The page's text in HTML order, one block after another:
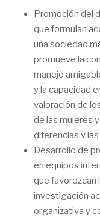
Promoción del
que formulan
una sociedad
promueve la
manejo
y la capacidad
valoración de
de las mujeres
diferencias y
Desarrollo de
en equipos
que favorezcan
investigación
organizativa y